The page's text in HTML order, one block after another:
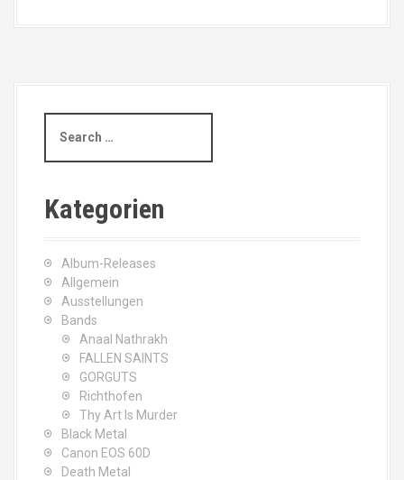
a
c
h
r
:
Kategorien
Album-Releases
Allgemein
Ausstellungen
Bands
Anaal Nathrakh
FALLEN SAINTS
GORGUTS
Richthofen
Thy Art Is Murder
Black Metal
Canon EOS 60D
Death Metal